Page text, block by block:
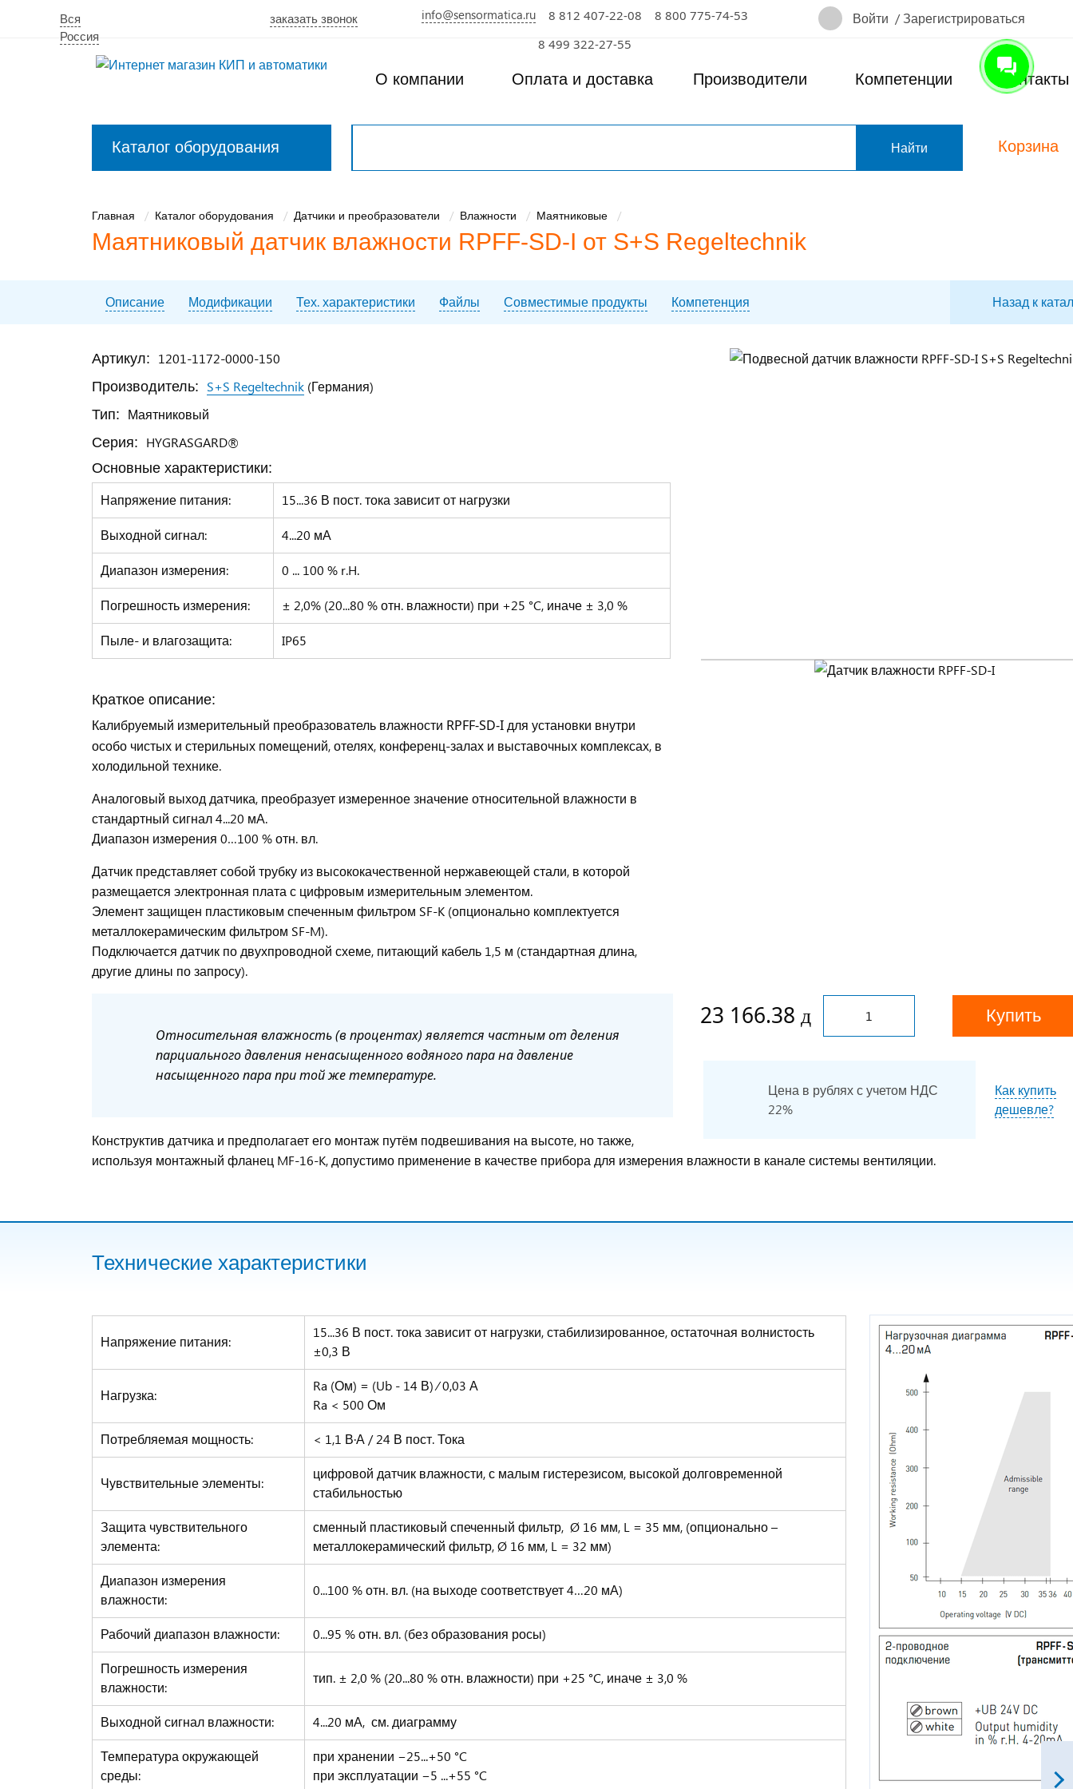
Вся
Россия
заказать звонок info@sensormatica.ru 8 812 407-22-08
8 800 775-74-53
8 499 322-27-55
Войти /Зарегистрироваться
О компании Оплата и доставка Производители Компетенции Контакты
Каталог оборудования Корзина
Главная Каталог оборудования Датчики и преобразователи Влажности Маятниковые
Маятниковый датчик влажности RPFF-SD-I от S+S Regeltechnik
Описание Модификации Тех. характеристики Файлы Совместимые продукты Компетенция Назад к
23 166.38 Купить
Цена в рублях с учетом НДС
22%
Как купить
дешевле?
Артикул: 1201-1172-0000-150
Производитель: S+S Regeltechnik (Германия)
Тип: Маятниковый
Серия: HYGRASGARD®
Основные характеристики:
Напряжение питания: 15...36 В пост. тока зависит от нагрузки
Выходной сигнал: 4...20 мА
Диапазон измерения: 0 ... 100 % r.H.
Погрешность измерения: ± 2,0% (20...80 % отн. влажности) при +25 °C, иначе ± 3,0 %
Пыле- и влагозащита: IP65
Краткое описание:
Калибруемый измерительный преобразователь влажности RPFF-SD-I для установки внутри
особо чистых и стерильных помещений, отелях, конференц-залах и выставочных комплексах, в
холодильной технике.
Аналоговый выход датчика, преобразует измеренное значение относительной влажности в
стандартный сигнал 4...20 мА.
Диапазон измерения 0…100 % отн. вл.
Датчик представляет собой трубку из высококачественной нержавеющей стали, в которой
размещается электронная плата с цифровым измерительным элементом.
Элемент защищен пластиковым спеченным фильтром SF-K (опционально комплектуется
металлокерамическим фильтром SF-M).
Подключается датчик по двухпроводной схеме, питающий кабель 1,5 м (стандартная длина,
другие длины по запросу).
Относительная влажность (в процентах) является частным от деления
парциального давления ненасыщенного водяного пара на давление
насыщенного пара при той же температуре.
Конструктив датчика и предполагает его монтаж путём подвешивания на высоте, но также,
используя монтажный фланец MF-16-K, допустимо применение в качестве прибора для измерения влажности в канале системы вентиляции.
Технические характеристики
Напряжение питания:
15...36 В пост. тока зависит от нагрузки, стабилизированное, остаточная волнистость
±0,3 В
Нагрузка:
Ra (Ом) = (Ub - 14 В) ⁄ 0,03 А
Ra < 500 Ом
Потребляемая мощность: < 1,1 В·А / 24 В пост. Тока
Чувствительные элементы:
цифровой датчик влажности, с малым гистерезисом, высокой долговременной
стабильностью
Защита чувствительного
элемента:
сменный пластиковый спеченный фильтр, Ø 16 мм, L = 35 мм, (опционально –
металлокерамический фильтр, Ø 16 мм, L = 32 мм)
Диапазон измерения
влажности:
0...100 % отн. вл. (на выходе соответствует 4…20 мА)
Рабочий диапазон влажности: 0...95 % отн. вл. (без образования росы)
Погрешность измерения
влажности:
тип. ± 2,0 % (20...80 % отн. влажности) при +25 °C, иначе ± 3,0 %
Выходной сигнал влажности: 4...20 мА, см. диаграмму
Температура окружающей
среды:
при хранении −25...+50 °C
при эксплуатации −5 ...+55 °C